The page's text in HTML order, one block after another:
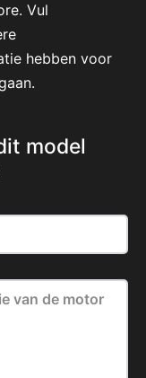
Vul
hebben voor
model